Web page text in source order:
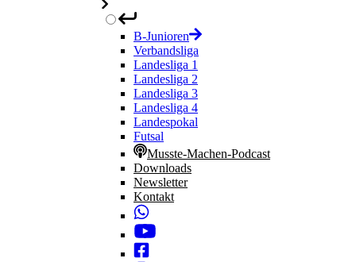
B-Junioren
Verbandsliga
Landesliga 1
Landesliga 2
Landesliga 3
Landesliga 4
Landespokal
Futsal
Musste-Machen-Podcast
Downloads
Newsletter
Kontakt